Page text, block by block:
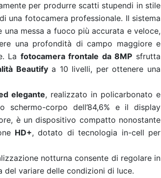
per produrre scatti stupendi in stile
una fotocamera professionale. Il sistema
messa a fuoco più accurata e veloce,
una profondità di campo maggiore e
La fotocamera frontale da 8MP sfrutta
Beautifya 10 livelli, per ottenere una
elegante, realizzato in policarbonato e
corpo dell’84,6% e il display
è un dispositivo compatto nonostante
HD+, dotato di tecnologia in-cell per
notturna consente di regolare in
del variare delle condizioni di luce.